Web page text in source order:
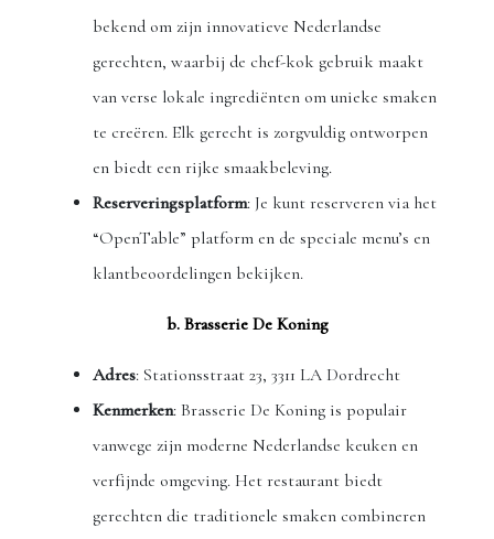
bekend om zijn innovatieve Nederlandse
gerechten, waarbij de chef-kok gebruik maakt
van verse lokale ingrediënten om unieke smaken
te creëren. Elk gerecht is zorgvuldig ontworpen
en biedt een rijke smaakbeleving.
Reserveringsplatform: Je kunt reserveren via het
“OpenTable” platform en de speciale menu’s en
klantbeoordelingen bekijken.
b. Brasserie De Koning
Adres: Stationsstraat 23, 3311 LA Dordrecht
Kenmerken: Brasserie De Koning is populair
vanwege zijn moderne Nederlandse keuken en
verfijnde omgeving. Het restaurant biedt
gerechten die traditionele smaken combineren